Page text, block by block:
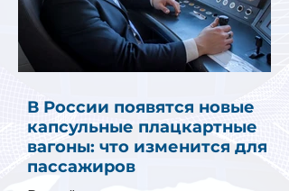
В России появятся новые
капсульные плацкартные
вагоны: что изменится для
пассажиров